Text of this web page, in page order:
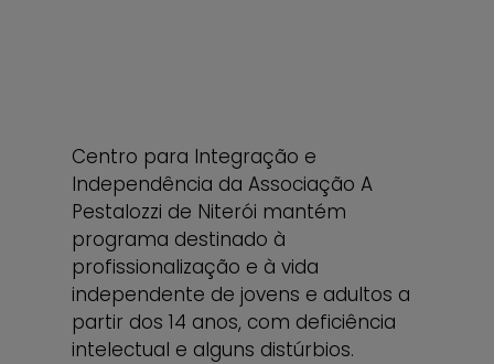
Centro para Integração e
Independência da Associação A
Pestalozzi de Niterói mantém
programa destinado à
profissionalização e à vida
independente de jovens e adultos a
partir dos 14 anos, com deficiência
intelectual e alguns distúrbios.